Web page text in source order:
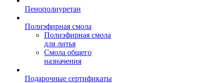
Пенополиуретан
Полиэфирная смола
Полиэфирная смола
для литья
Смола общего
назначения
Подарочные сертификаты